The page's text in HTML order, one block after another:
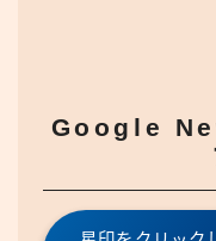
Google